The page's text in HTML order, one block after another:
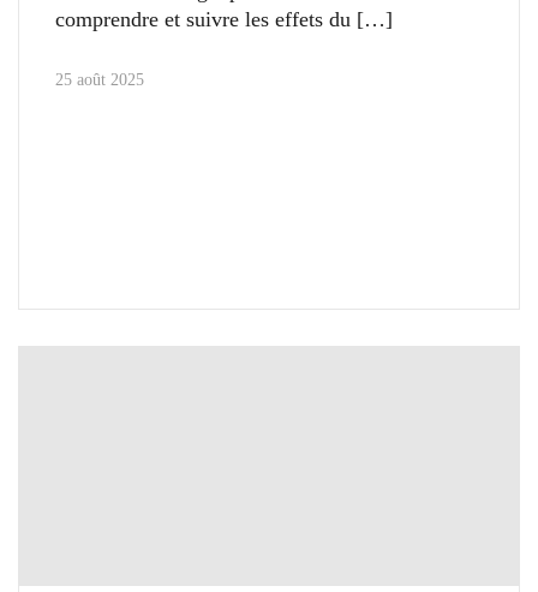
comprendre et suivre les effets du
25 août 2025